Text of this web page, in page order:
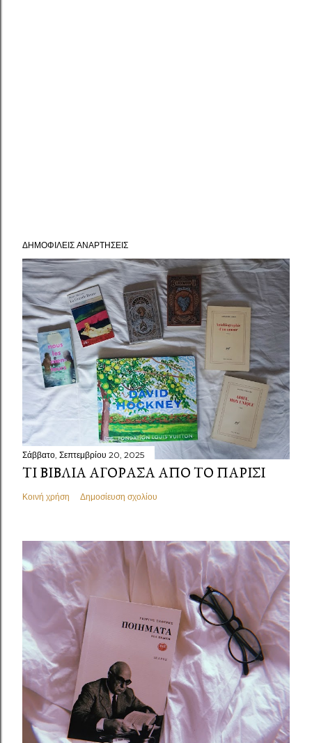
ΔΗΜΟΦΙΛΕΊΣ ΑΝΑΡΤΉΣΕΙΣ
Σάββατο, Σεπτεμβρίου 20, 2025
ΤΙ ΒΙΒΛΊΑ ΑΓΌΡΑΣΑ ΑΠΌ ΤΟ ΠΑΡΊΣΙ
Κοινή χρήση Δημοσίευση σχολίου